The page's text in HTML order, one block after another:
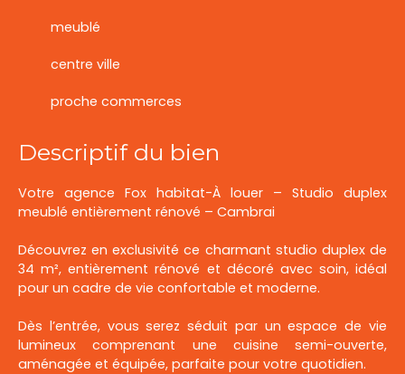
meublé
centre ville
proche commerces
Descriptif du bien
Votre agence Fox habitat-À louer – Studio duplex
meublé entièrement rénové – Cambrai
Découvrez en exclusivité ce charmant studio duplex de
34 m², entièrement rénové et décoré avec soin, idéal
pour un cadre de vie confortable et moderne.
Dès l’entrée, vous serez séduit par un espace de vie
lumineux comprenant une cuisine semi-ouverte,
aménagée et équipée, parfaite pour votre quotidien.